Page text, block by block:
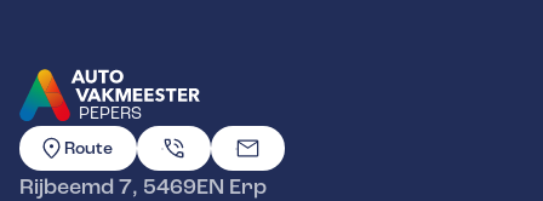
PEPERS
GA NAAR DE HOMEPAGINA
Route
Rijbeemd 7, 5469EN Erp